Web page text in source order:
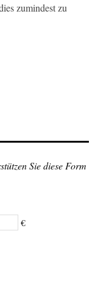
zumindest zu
Sie diese Form
€